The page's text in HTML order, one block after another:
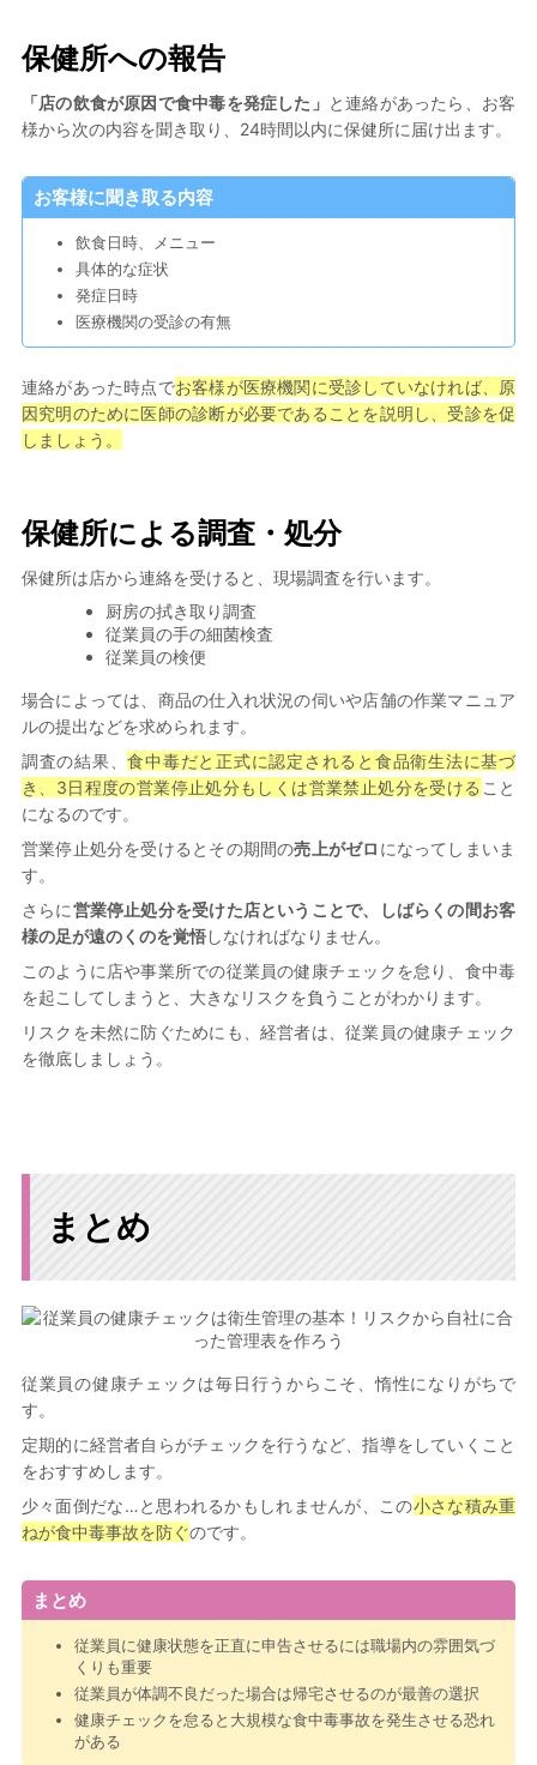
保健所への報告
「店の飲食が原因で食中毒を発症した」 と連絡があったら、お客
様から次の内容を聞き取り、24時間以内に保健所に届け出ます。
お客様に聞き取る内容
飲食日時、メニュー
具体的な症状
発症日時
医療機関の受診の有無
連絡があった時点でお客様が医療機関に受診していなければ、原
因究明のために医師の診断が必要であることを説明し、受診を促
しましょう。
保健所による調査・処分
保健所は店から連絡を受けると、現場調査を行います。
厨房の拭き取り調査
従業員の手の細菌検査
従業員の検便
場合によっては、商品の仕入れ状況の伺いや店舗の作業マニュア
ルの提出などを求められます。
調査の結果、食中毒だと正式に認定されると食品衛生法に基づ
き、3日程度の営業停止処分もしくは営業禁止処分を受ける こと
になるのです。
営業停止処分を受けるとその期間の売上がゼロ になってしまいま
す。
さらに営業停止処分を受けた店ということで、しばらくの間お客
様の足が遠のくのを覚悟しなければなりません。
このように店や事業所での従業員の健康チェックを怠り、食中毒
を起こしてしまうと、大きなリスクを負うことがわかります。
リスクを未然に防ぐためにも、経営者は、従業員の健康チェック
を徹底しましょう。
まとめ
従業員の健康チェックは毎日行うからこそ、惰性になりがちで
す。
定期的に経営者自らがチェックを行うなど、指導をしていくこと
をおすすめします。
少々面倒だな…と思われるかもしれませんが、この小さな積み重
ねが食中毒事故を防ぐのです。
まとめ
従業員に健康状態を正直に申告させるには職場内の雰囲気づ
くりも重要
従業員が体調不良だった場合は帰宅させるのが最善の選択
健康チェックを怠ると大規模な食中毒事故を発生させる恐れ
がある